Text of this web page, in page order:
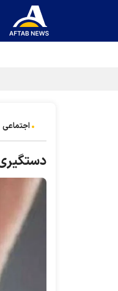
اجتماعی